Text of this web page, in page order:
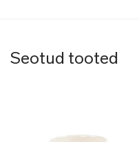
Seotud tooted